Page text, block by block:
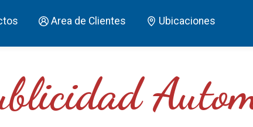
Area de Clientes Ubicaciones